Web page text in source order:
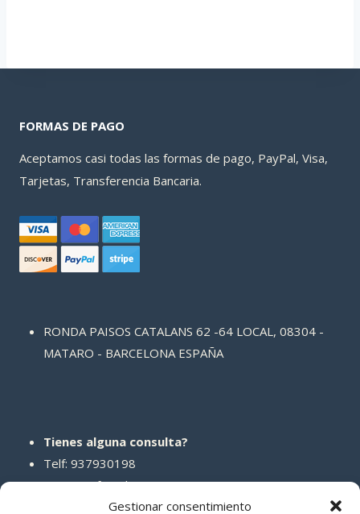
Gestionar consentimiento
FORMAS DE PAGO
Aceptamos casi todas las formas de pago, PayPal, Visa,
Tarjetas, Transferencia Bancaria.
RONDA PAISOS CATALANS 62 -64 LOCAL, 08304 -
MATARO - BARCELONA ESPAÑA
Tienes alguna consulta?
Telf: 937930198
Correo: info@abcreparaciones.com